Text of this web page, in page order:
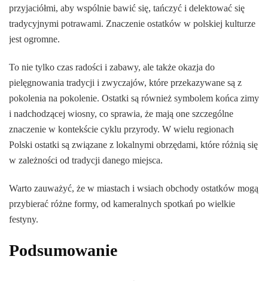
przyjaciółmi, aby wspólnie bawić się, tańczyć i delektować się
tradycyjnymi potrawami. Znaczenie ostatków w polskiej kulturze
jest ogromne.
To nie tylko czas radości i zabawy, ale także okazja do
pielęgnowania tradycji i zwyczajów, które przekazywane są z
pokolenia na pokolenie. Ostatki są również symbolem końca zimy
i nadchodzącej wiosny, co sprawia, że mają one szczególne
znaczenie w kontekście cyklu przyrody. W wielu regionach
Polski ostatki są związane z lokalnymi obrzędami, które różnią się
w zależności od tradycji danego miejsca.
Warto zauważyć, że w miastach i wsiach obchody ostatków mogą
przybierać różne formy, od kameralnych spotkań po wielkie
festyny.
Podsumowanie